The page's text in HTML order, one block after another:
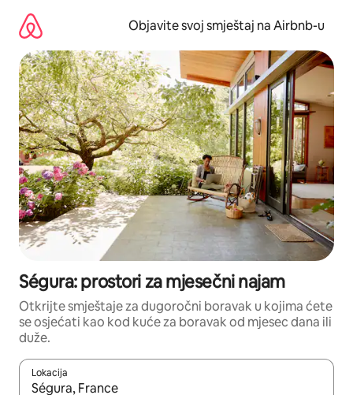
sadržaj
Objavite svoj smještaj na Airbnb-u
Ségura: prostori za mjesečni najam
Otkrijte smještaje za dugoročni boravak u kojima ćete
se osjećati kao kod kuće za boravak od mjesec dana ili
duže.
Lokacija
Kad su rezultati dostupni, možete da se krećete kroz njih